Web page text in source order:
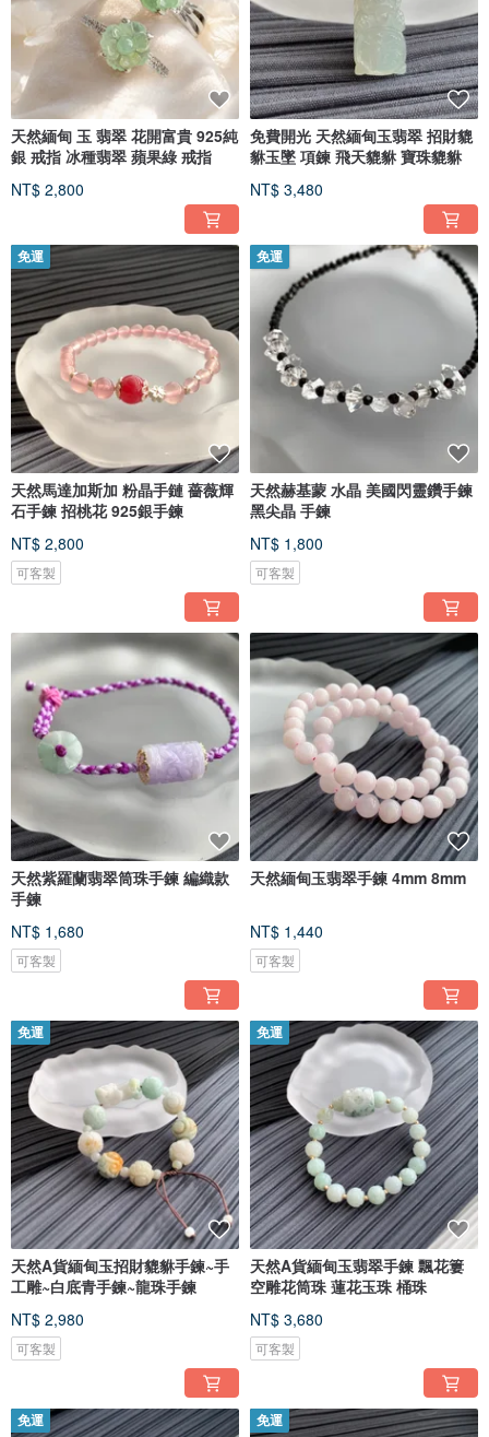
天然緬甸 玉 翡翠 花開富貴 925純
銀 戒指 冰種翡翠 蘋果綠 戒指
NT$ 2,800
免費開光 天然緬甸玉翡翠 招財貔
貅玉墜 項鍊 飛天貔貅 寶珠貔貅
NT$ 3,480
免運
天然馬達加斯加 粉晶手鏈 薔薇輝
石手鍊 招桃花 925銀手鍊
NT$ 2,800
可客製
免運
天然赫基蒙 水晶 美國閃靈鑽手鍊
黑尖晶 手鍊
NT$ 1,800
可客製
天然紫羅蘭翡翠筒珠手鍊 編織款
手鍊
NT$ 1,680
可客製
天然緬甸玉翡翠手鍊 4mm 8mm
NT$ 1,440
可客製
免運
天然A貨緬甸玉招財貔貅手鍊~手
工雕~白底青手鍊~龍珠手鍊
NT$ 2,980
可客製
免運
天然A貨緬甸玉翡翠手鍊 飄花簍
空雕花筒珠 蓮花玉珠 桶珠
NT$ 3,680
可客製
免運 免運